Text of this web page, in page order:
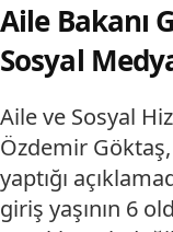
Aile Bakanı
Sosyal
Aile ve Sosyal
Özdemir
yaptığı
giriş yaşının 6